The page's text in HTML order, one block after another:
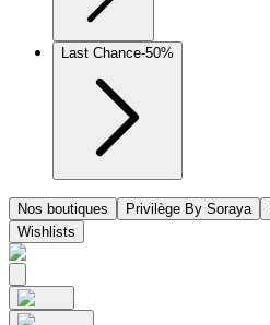
Last Chance-50%
Nos boutiques Privilège By Soraya
Wishlists